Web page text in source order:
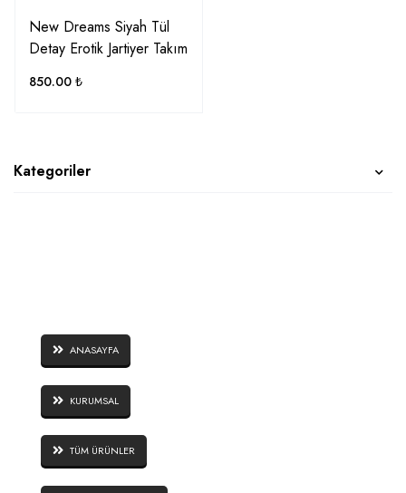
Kategoriler
New Dreams Siyah Tül
Detay Erotik Jartiyer Takım
850.00 ₺
ANASAYFA
KURUMSAL
TÜM ÜRÜNLER